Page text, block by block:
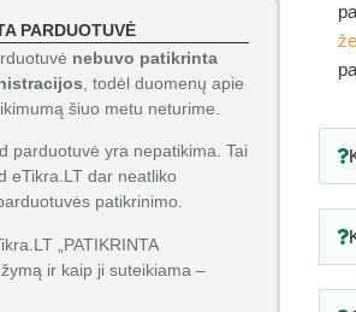
PARDUOTUVĖ
nebuvo patikrinta
, todėl duomenų apie
šiuo metu neturime.
parduotuvė yra nepatikima. Tai
eTikra.LT dar neatliko
patikrinimo.
„PATIKRINTA
žymą ir kaip ji suteikiama –